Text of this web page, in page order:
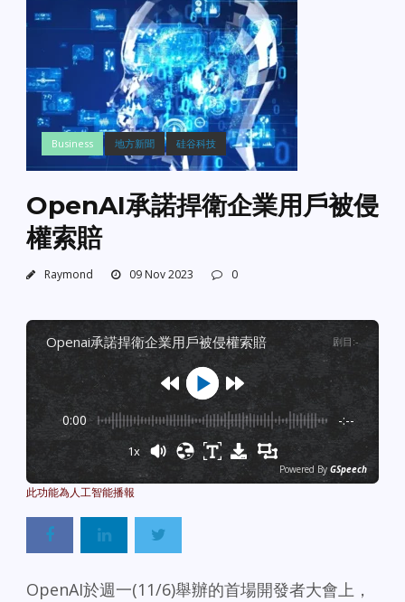
Business 地方新聞 硅谷科技
OpenAI承諾捍衛企業用戶被侵
權索賠
Raymond 09 Nov 2023 0
openai承諾捍衛企業用戶被侵權索賠 剧目 :-
0:00 -:--
1x
Powered By GSpeech
OpenAI於週一(11/6)舉辦的首場開發者大會上，